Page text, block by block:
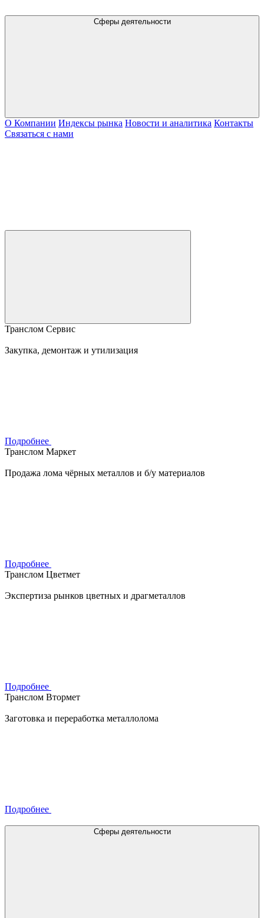
Сферы деятельности
О Компании Индексы рынка Новости и аналитика Контакты
Связаться с нами
Транслом Сервис
Закупка, демонтаж и утилизация
Подробнее
Транслом Маркет
Продажа лома чёрных металлов и б/у материалов
Подробнее
Транслом Цветмет
Экспертиза рынков цветных и драгметаллов
Подробнее
Транслом Втормет
Заготовка и переработка металлолома
Подробнее
Сферы деятельности